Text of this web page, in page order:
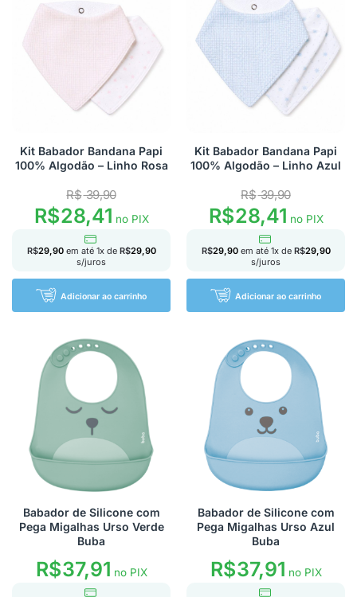
Kit Babador Bandana Papi
100% Algodão – Linho Rosa
R$39,90
R$28,41 no PIX
R$29,90 em até 1x de R$29,90
s/juros
Adicionar ao carrinho
Kit Babador Bandana Papi
100% Algodão – Linho Azul
R$39,90
R$28,41 no PIX
R$29,90 em até 1x de R$29,90
s/juros
Adicionar ao carrinho
Babador de Silicone com
Pega Migalhas Urso Verde
Buba
R$37,91 no PIX
Babador de Silicone com
Pega Migalhas Urso Azul
Buba
R$37,91 no PIX